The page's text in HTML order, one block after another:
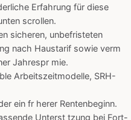
Erfahrung für diese
scrollen.
sicheren, unbefristeten
nach Haustarif sowie verm
Jahrespr mie.
Arbeitszeitmodelle, SRH-
ein fr herer Rentenbeginn.
Unterst tzung bei Fort-